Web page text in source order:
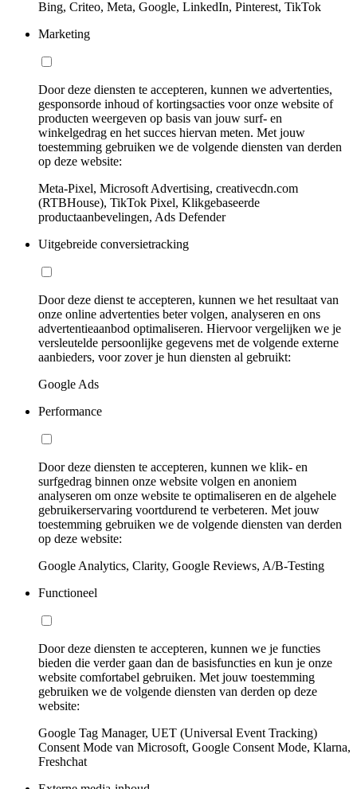
Bing, Criteo, Meta, Google, LinkedIn, Pinterest, TikTok
Marketing
Door deze diensten te accepteren, kunnen we advertenties,
gesponsorde inhoud of kortingsacties voor onze website of
producten weergeven op basis van jouw surf- en
winkelgedrag en het succes hiervan meten. Met jouw
toestemming gebruiken we de volgende diensten van derden
op deze website:
Meta-Pixel, Microsoft Advertising, creativecdn.com
(RTBHouse), TikTok Pixel, Klikgebaseerde
productaanbevelingen, Ads Defender
Uitgebreide conversietracking
Door deze dienst te accepteren, kunnen we het resultaat van
onze online advertenties beter volgen, analyseren en ons
advertentieaanbod optimaliseren. Hiervoor vergelijken we je
versleutelde persoonlijke gegevens met de volgende externe
aanbieders, voor zover je hun diensten al gebruikt:
Google Ads
Performance
Door deze diensten te accepteren, kunnen we klik- en
surfgedrag binnen onze website volgen en anoniem
analyseren om onze website te optimaliseren en de algehele
gebruikerservaring voortdurend te verbeteren. Met jouw
toestemming gebruiken we de volgende diensten van derden
op deze website:
Google Analytics, Clarity, Google Reviews, A/B-Testing
Functioneel
Door deze diensten te accepteren, kunnen we je functies
bieden die verder gaan dan de basisfuncties en kun je onze
website comfortabel gebruiken. Met jouw toestemming
gebruiken we de volgende diensten van derden op deze
website:
Google Tag Manager, UET (Universal Event Tracking)
Consent Mode van Microsoft, Google Consent Mode, Klarna,
Freshchat